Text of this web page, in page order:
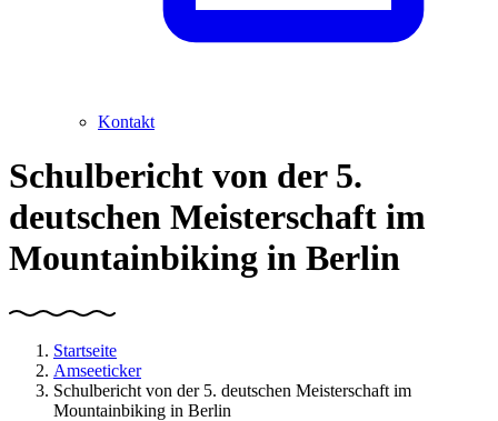
Kontakt
Schulbericht von der 5.
deutschen Meisterschaft im
Mountainbiking in Berlin
Startseite
Amseeticker
Schulbericht von der 5. deutschen Meisterschaft im
Mountainbiking in Berlin